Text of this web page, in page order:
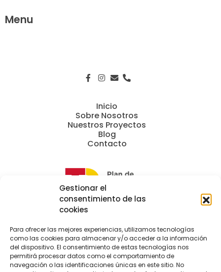
Gestionar el
consentimiento de las
cookies
Para ofrecer las mejores experiencias, utilizamos tecnologías
como las cookies para almacenar y/o acceder a la información
del dispositivo. El consentimiento de estas tecnologías nos
permitirá procesar datos como el comportamiento de
navegación o las identificaciones únicas en este sitio. No
Menu
Inicio
Sobre Nosotros
Nuestros Proyectos
Blog
Contacto